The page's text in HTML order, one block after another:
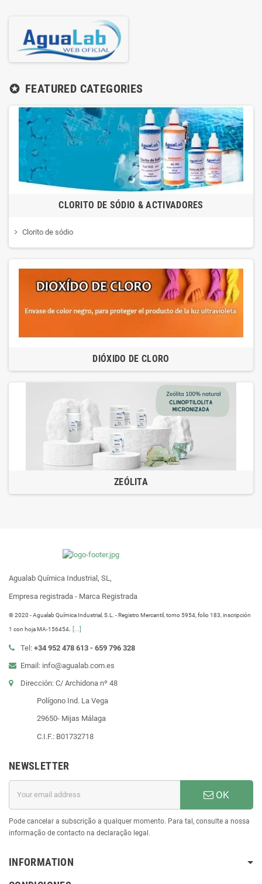
stars FEATURED CATEGORIES
CLORITO DE SÓDIO & ACTIVADORES
Clorito de sódio
DIÓXIDO DE CLORO
ZEÓLITA
Agualab Química Industrial, SL,
Empresa registrada - Marca Registrada
® 2020 - Agualab Química Industrial, S.L. - Registro Mercantil, tomo 5954, folio 183, inscripción
1 con hoja MA-156454. [...]
Tel: +34 952 478 613 - 659 796 328
Email: info@agualab.com.es
Dirección: C/ Archidona nº 48
Polígono Ind. La Vega
29650- Mijas Málaga
C.I.F.: B01732718
NEWSLETTER
OK
Pode cancelar a subscrição a qualquer momento. Para tal, consulte a nossa
informação de contacto na declaração legal.
INFORMATION